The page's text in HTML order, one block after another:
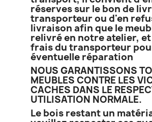
réserves sur le bon de
transporteur ou d'en
livraison afin que le
relivré en notre atelier, et
frais du transporteur
éventuelle réparation
NOUS GARANTISSONS
MEUBLES CONTRE LES
CACHES DANS LE
UTILISATION NORMALE.
Le bois restant un